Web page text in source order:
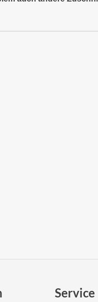
Service